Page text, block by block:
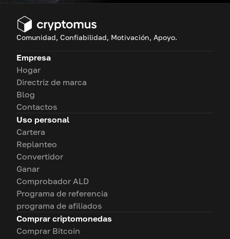
Comunidad, Confiabilidad, Motivación, Apoyo.
Empresa
Hogar
Directriz de marca
Blog
Contactos
Uso personal
Cartera
Replanteo
Convertidor
Ganar
Comprobador ALD
Programa de referencia
programa de afiliados
Comprar criptomonedas
Comprar Bitcoin